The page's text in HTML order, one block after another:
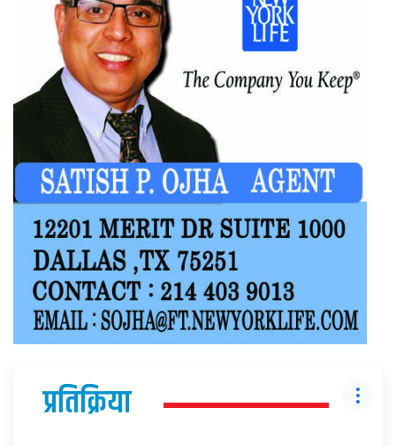
प्रतिक्रिया